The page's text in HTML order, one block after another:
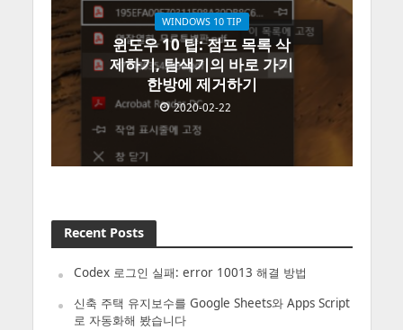
WINDOWS 10 TIP
윈도우 10 팁: 점프 목록 삭
제하기, 탐색기의 바로 가기
한방에 제거하기
2020-02-22
Recent Posts
Codex 로그인 실패: error 10013 해결 방법
신축 주택 유지보수를 Google Sheets와 Apps Script
로 자동화해 봤습니다